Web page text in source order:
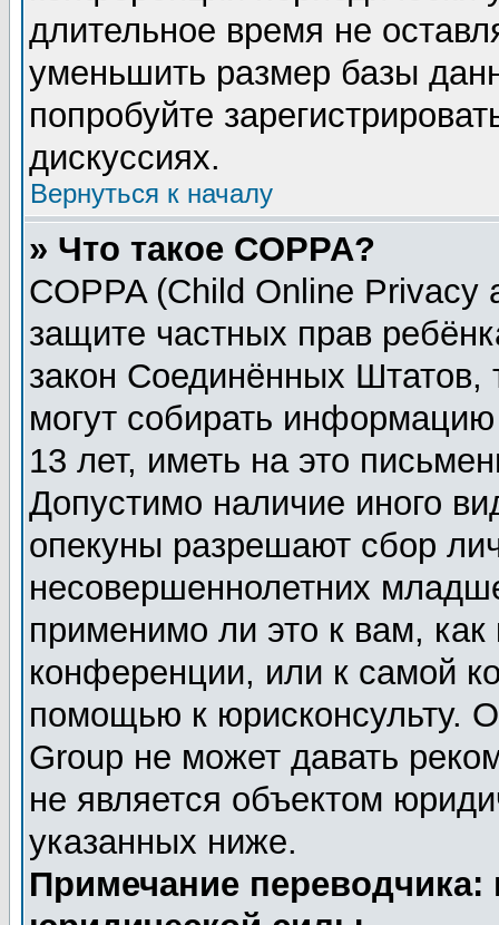
длительное время не
уменьшить размер базы
попробуйте
дискуссиях.
Вернуться к началу
» Что такое COPPA?
COPPA (Child Online Privacy
защите частных прав
закон Соединённых Штатов,
могут собирать
13 лет, иметь на это
Допустимо наличие иного
опекуны разрешают сбор
несовершеннолетних
применимо ли это к вам,
конференции, или к самой
помощью к юрисконсульту.
Group не может давать
не является объектом
указанных ниже.
Примечание